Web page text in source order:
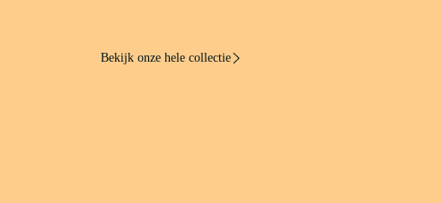
Afmetingen
Bekijk onze hele collectie